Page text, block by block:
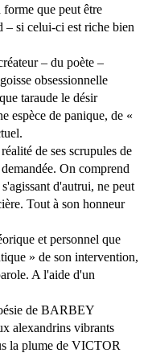
que peut être
– si celui-ci est riche bien
– du poète –
obsessionnelle
taraude le désir
espèce de panique, de «
de ses scrupules de
On comprend
d'autrui, ne peut
Tout à son honneur
et personnel que
» de son intervention,
A l'aide d'un
de BARBEY
alexandrins vibrants
la plume de VICTOR